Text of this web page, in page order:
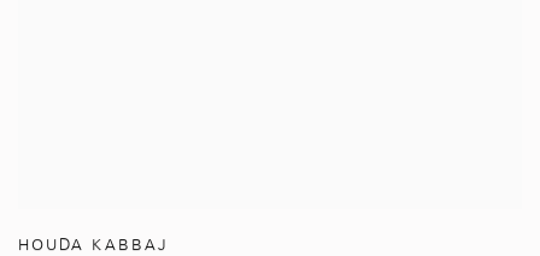
HOUDA KABBAJ